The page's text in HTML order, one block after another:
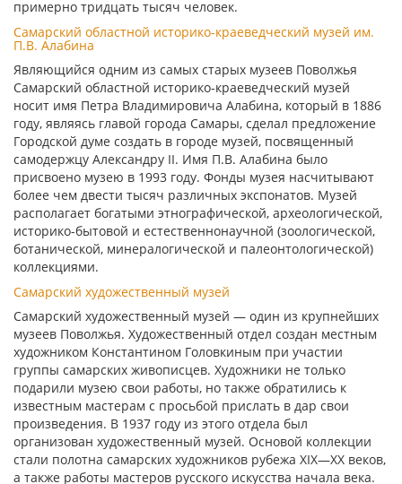
примерно тридцать тысяч человек.
Самарский областной историко-краеведческий музей им.
П.В. Алабина
Являющийся одним из самых старых музеев Поволжья
Самарский областной историко-краеведческий музей
носит имя Петра Владимировича Алабина, который в 1886
году, являясь главой города Самары, сделал предложение
Городской думе создать в городе музей, посвященный
самодержцу Александру II. Имя П.В. Алабина было
присвоено музею в 1993 году. Фонды музея насчитывают
более чем двести тысяч различных экспонатов. Музей
располагает богатыми этнографической, археологической,
историко-бытовой и естественнонаучной (зоологической,
ботанической, минералогической и палеонтологической)
коллекциями.
Самарский художественный музей
Самарский художественный музей — один из крупнейших
музеев Поволжья. Художественный отдел создан местным
художником Константином Головкиным при участии
группы самарских живописцев. Художники не только
подарили музею свои работы, но также обратились к
известным мастерам с просьбой прислать в дар свои
произведения. В 1937 году из этого отдела был
организован художественный музей. Основой коллекции
стали полотна самарских художников рубежа XIX—XX веков,
а также работы мастеров русского искусства начала века.